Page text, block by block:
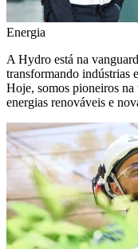
Energia
A Hydro está na
transformando indústrias
Hoje, somos pioneiros
energias renováveis e